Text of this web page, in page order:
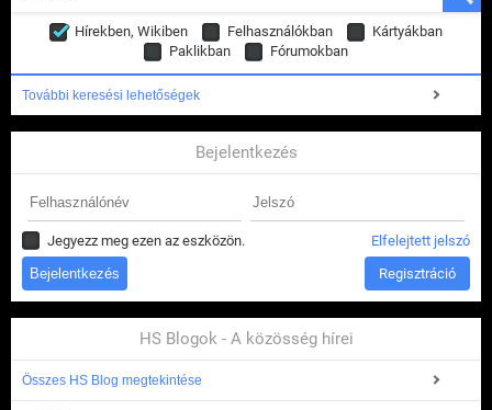
Hírekben, Wikiben Felhasználókban
Kártyákban
Paklikban
Fórumokban
További keresési lehetőségek
Bejelentkezés
Jegyezz meg ezen az eszközön. Elfelejtett jelszó
Regisztráció
HS Blogok - A közösség hírei
Összes HS Blog megtekintése